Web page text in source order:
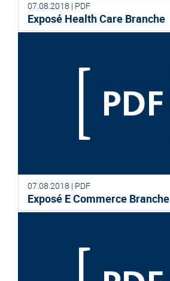
07.08.2018 | PDF
Exposé Health Care Branche
07.08.2018 | PDF
Exposé E Commerce Branche